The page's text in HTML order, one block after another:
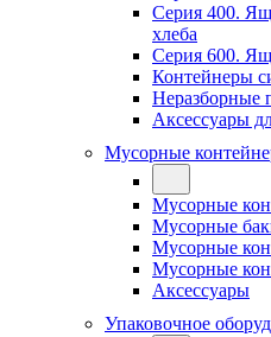
Серия 400.
хлеба
Серия 600.
Контейнеры
Неразборные
Аксессуары
Мусорные
Мусорные
Мусорные
Мусорные
Мусорные
Аксессуары
Упаковочное